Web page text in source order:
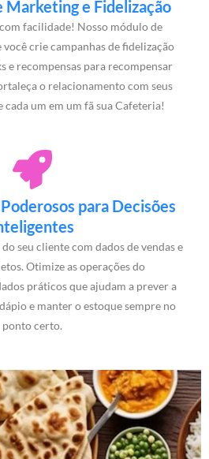
Marketing e Fidelização
facilidade! Nosso módulo de
crie campanhas de fidelização
e recompensas para recompensar
o relacionamento com seus
um em um fã sua Cafeteria!
para Decisões
seu cliente com dados de vendas e
Otimize as operações do
práticos que ajudam a prever a
e manter o estoque sempre no
ponto certo.